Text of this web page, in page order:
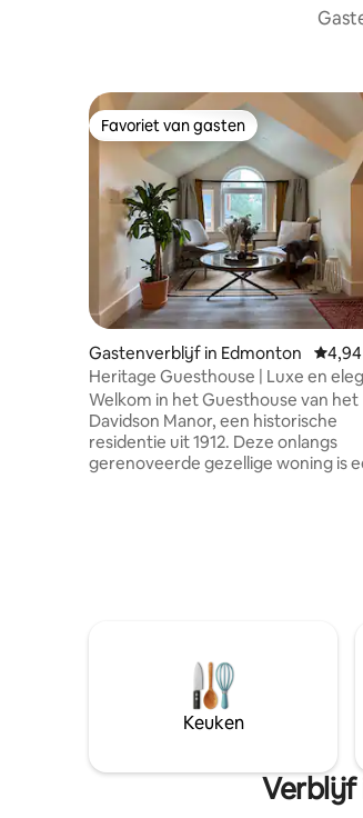
Favoriet van gasten
Favoriet van gasten
Gastenverblijf in Edmonton
Heritage Guesthouse | Luxe en
Welkom in het Guesthouse van het
Davidson Manor, een historische
residentie uit 1912. Deze onlangs
gerenoveerde gezellige woning is
wandelaars en fietsers, evenals
van DT/Roger 's Place en op 15
rijden van de universiteit.
Welkomstmandje inbegrepen in een
verblijf van meer dan één week!
Keuken
Verblijf